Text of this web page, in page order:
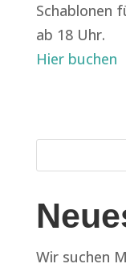
Schablonen
ab 18 Uhr.
Hier buchen
Wir suchen